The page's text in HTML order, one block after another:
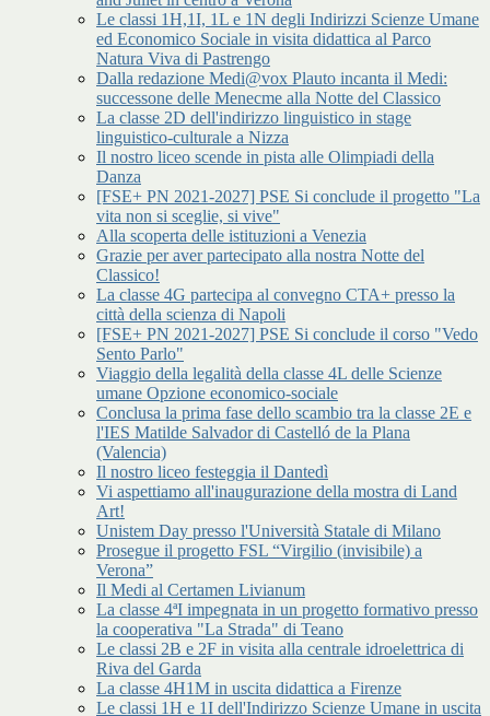
Le classi 1H,1I, 1L e 1N degli Indirizzi Scienze Umane
ed Economico Sociale in visita didattica al Parco
Natura Viva di Pastrengo
Dalla redazione Medi@vox Plauto incanta il Medi:
successone delle Menecme alla Notte del Classico
La classe 2D dell'indirizzo linguistico in stage
linguistico-culturale a Nizza
Il nostro liceo scende in pista alle Olimpiadi della
Danza
[FSE+ PN 2021-2027] PSE Si conclude il progetto "La
vita non si sceglie, si vive"
Alla scoperta delle istituzioni a Venezia
Grazie per aver partecipato alla nostra Notte del
Classico!
La classe 4G partecipa al convegno CTA+ presso la
città della scienza di Napoli
[FSE+ PN 2021-2027] PSE Si conclude il corso "Vedo
Sento Parlo"
Viaggio della legalità della classe 4L delle Scienze
umane Opzione economico-sociale
Conclusa la prima fase dello scambio tra la classe 2E e
l'IES Matilde Salvador di Castelló de la Plana
(Valencia)
Il nostro liceo festeggia il Dantedì
Vi aspettiamo all'inaugurazione della mostra di Land
Art!
Unistem Day presso l'Università Statale di Milano
Prosegue il progetto FSL “Virgilio (invisibile) a
Verona”
Il Medi al Certamen Livianum
La classe 4ªI impegnata in un progetto formativo presso
la cooperativa "La Strada" di Teano
Le classi 2B e 2F in visita alla centrale idroelettrica di
Riva del Garda
La classe 4H1M in uscita didattica a Firenze
Le classi 1H e 1I dell'Indirizzo Scienze Umane in uscita